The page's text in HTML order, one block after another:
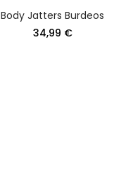
Body Jatters Burdeos
34,99 €